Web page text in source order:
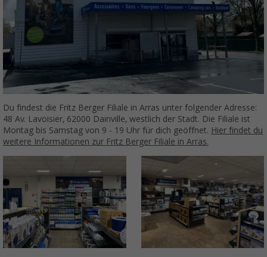
Du findest die Fritz Berger Filiale in Arras unter folgender Adresse:
48 Av. Lavoisier, 62000 Dainville, westlich der Stadt. Die Filiale ist
Montag bis Samstag von 9 - 19 Uhr für dich geöffnet. Hier findet du
weitere Informationen zur Fritz Berger Filiale in Arras.